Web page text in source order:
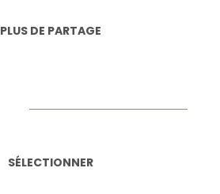
PLUS DE PARTAGE
SÉLECTIONNER